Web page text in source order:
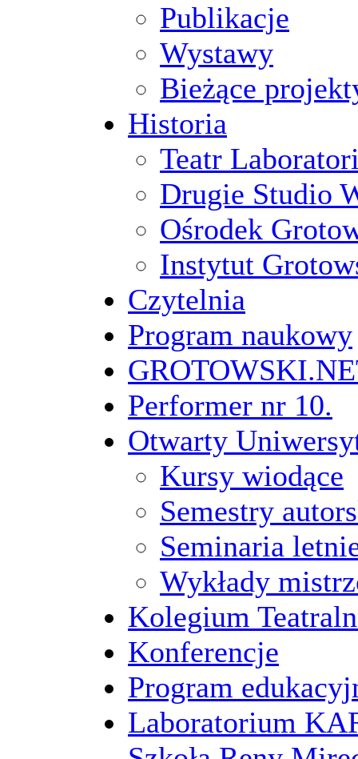
Publikacje
Wystawy
Bieżące
Historia
Teatr
Drugie Studio
Ośrodek
Instytut
Czytelnia
Program naukowy
Performer nr 10.
Otwarty
Kursy wiodące
Semestry
Seminaria
Wykłady
Kolegium
Konferencje
Program
Laboratorium